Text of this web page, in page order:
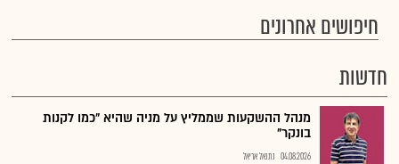
חיפושים אחרונים
חדשות
מנהל ההשקעות שממליץ על מניה שהיא "כמו לקנות
בונקר"
04.08.2026 נתנאל אריאל